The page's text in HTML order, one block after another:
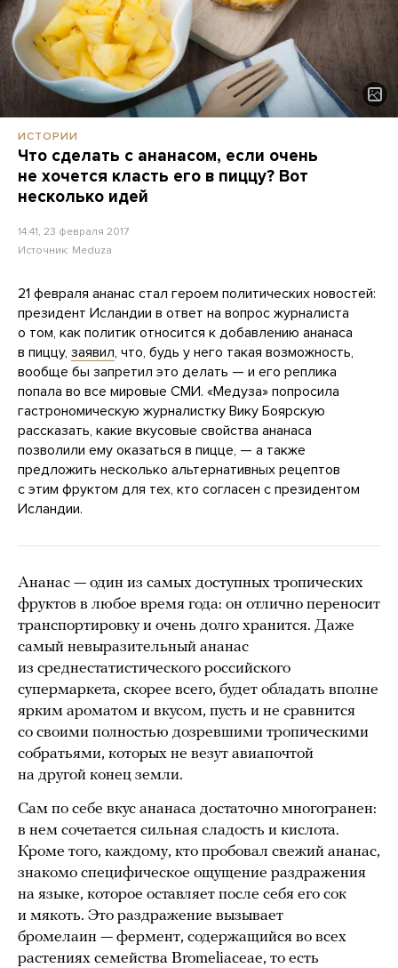
ИСТОРИИ
Что сделать с ананасом, если очень
не хочется класть его в пиццу? Вот
несколько идей
14:41, 23 февраля 2017
Источник: Meduza
21 февраля ананас стал героем политических новостей:
президент Исландии в ответ на вопрос журналиста
о том, как политик относится к добавлению ананаса
в пиццу, заявил, что, будь у него такая возможность,
вообще бы запретил это делать — и его реплика
попала во все мировые СМИ. «Медуза» попросила
гастрономическую журналистку Вику Боярскую
рассказать, какие вкусовые свойства ананаса
позволили ему оказаться в пицце, — а также
предложить несколько альтернативных рецептов
с этим фруктом для тех, кто согласен с президентом
Исландии.
Ананас — один из самых доступных тропических
фруктов в любое время года: он отлично переносит
транспортировку и очень долго хранится. Даже
самый невыразительный ананас
из среднестатистического российского
супермаркета, скорее всего, будет обладать вполне
ярким ароматом и вкусом, пусть и не сравнится
со своими полностью дозревшими тропическими
собратьями, которых не везут авиапочтой
на другой конец земли.
Сам по себе вкус ананаса достаточно многогранен:
в нем сочетается сильная сладость и кислота.
Кроме того, каждому, кто пробовал свежий ананас,
знакомо специфическое ощущение раздражения
на языке, которое оставляет после себя его сок
и мякоть. Это раздражение вызывает
бромелаин — фермент, содержащийся во всех
растениях семейства Bromeliaceae, то есть